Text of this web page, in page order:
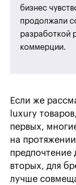
бизнес
продолжали
разработкой
коммерции.
Если же
luxury
первых,
на
вторых, для
лучше